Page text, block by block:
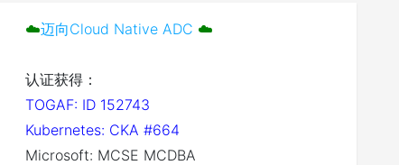
☁️迈向Cloud Native ADC ☁️
认证获得：
TOGAF: ID 152743
Kubernetes: CKA #664
Microsoft: MCSE MCDBA